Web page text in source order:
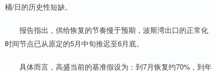
桶/日的历史性短缺。
报告指出，供给恢复的节奏慢于预期，波斯湾出口的正常化
时间节点已从原定的5月中旬推迟至6月底。
具体而言，高盛当前的基准假设为：到7月恢复约70%，到年